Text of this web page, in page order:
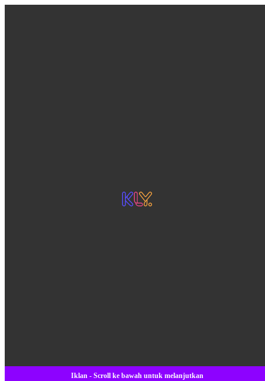
Iklan - Scroll ke bawah untuk melanjutkan